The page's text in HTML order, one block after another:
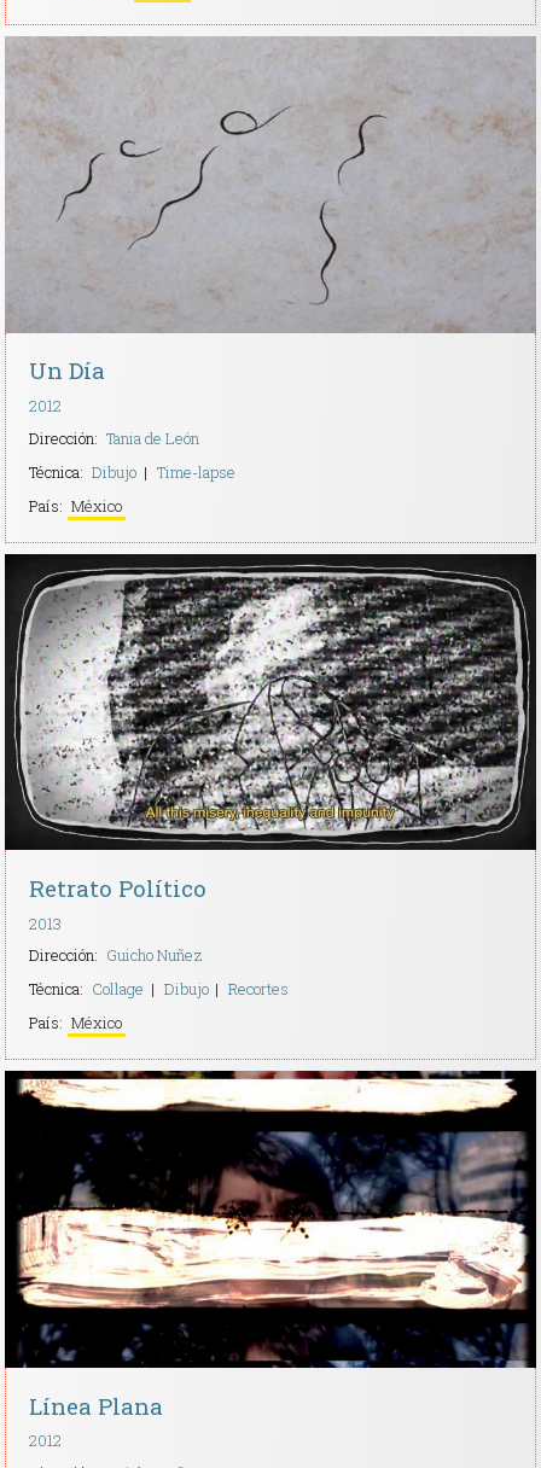
Un Día
2012
Dirección: Tania de León
Técnica: Dibujo
Time-lapse
País: México
Retrato Político
2013
Dirección: Guicho Nuñez
Técnica: Collage Dibujo
Recortes
País: México
Línea Plana
2012